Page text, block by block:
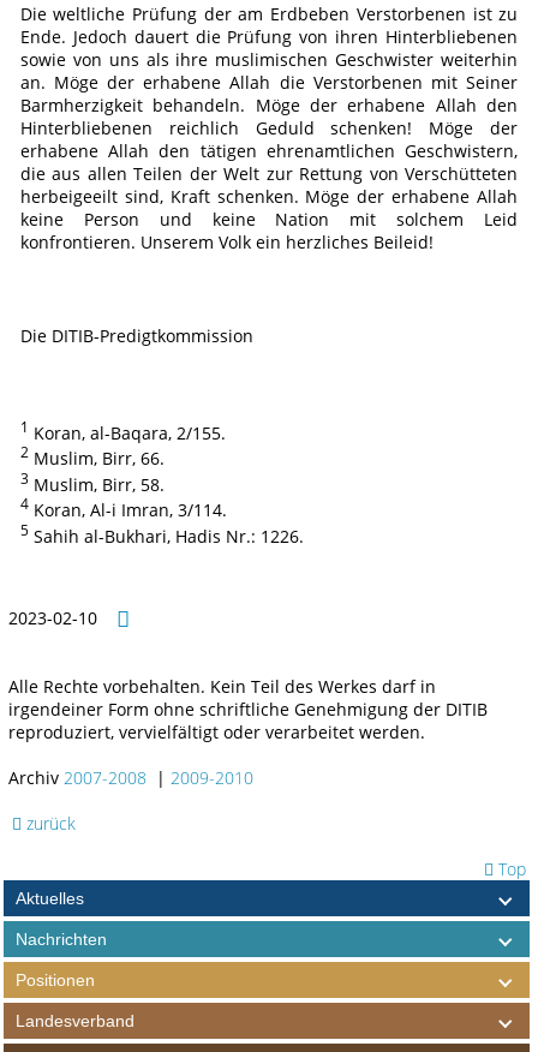
Die weltliche Prüfung der am Erdbeben Verstorbenen ist zu
Ende. Jedoch dauert die Prüfung von ihren Hinterbliebenen
sowie von uns als ihre muslimischen Geschwister weiterhin
an. Möge der erhabene Allah die Verstorbenen mit Seiner
Barmherzigkeit behandeln. Möge der erhabene Allah den
Hinterbliebenen reichlich Geduld schenken! Möge der
erhabene Allah den tätigen ehrenamtlichen Geschwistern,
die aus allen Teilen der Welt zur Rettung von Verschütteten
herbeigeeilt sind, Kraft schenken. Möge der erhabene Allah
keine Person und keine Nation mit solchem Leid
konfrontieren. Unserem Volk ein herzliches Beileid!
Die DITIB-Predigtkommission
1 Koran, al-Baqara, 2/155.
2Muslim, Birr, 66.
3Muslim, Birr, 58.
4Koran, Al-i Imran, 3/114.
5Sahih al-Bukhari, Hadis Nr.: 1226.
2023-02-10
Alle Rechte vorbehalten. Kein Teil des Werkes darf in
irgendeiner Form ohne schriftliche Genehmigung der DITIB
reproduziert, vervielfältigt oder verarbeitet werden.
Archiv 2007-2008 | 2009-2010
zurück
Top
Aktuelles
Nachrichten
Positionen
Landesverband